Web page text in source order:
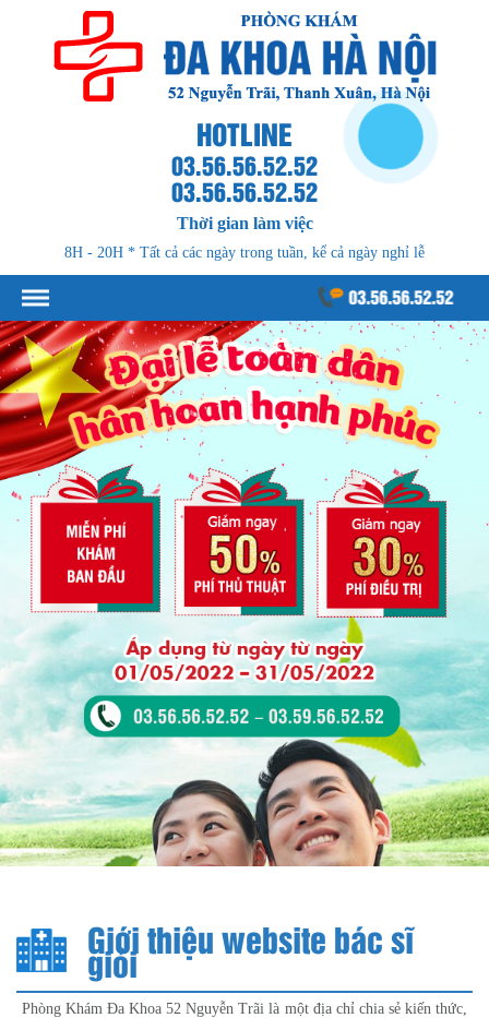
HOTLINE
03.56.56.52.52
03.56.56.52.52
Thời gian làm việc
8H - 20H * Tất cả các ngày trong tuần, kể cả ngày nghỉ lễ
03.56.56.52.52
Giới thiệu website bác sĩ
giỏi
Phòng Khám Đa Khoa 52 Nguyễn Trãi là một địa chỉ chia sẻ kiến thức,